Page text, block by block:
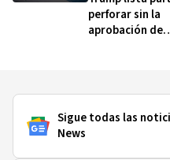
perforar sin la
aprobación de
Sigue todas las
News